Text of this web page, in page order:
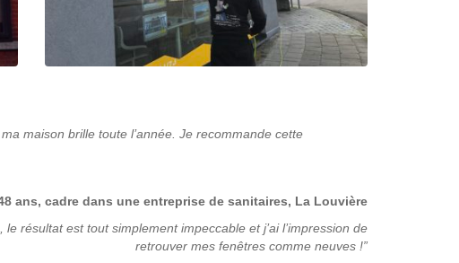
maison brille toute l’année. Je recommande cette
ans, cadre dans une entreprise de sanitaires, La Louvière
résultat est tout simplement impeccable et j’ai l’impression de
retrouver mes fenêtres comme neuves !”